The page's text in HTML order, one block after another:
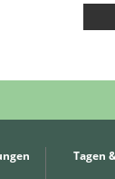
Tagen